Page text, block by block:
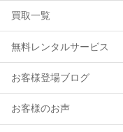
買取一覧
無料レンタルサービス
お客様登場ブログ
お客様のお声